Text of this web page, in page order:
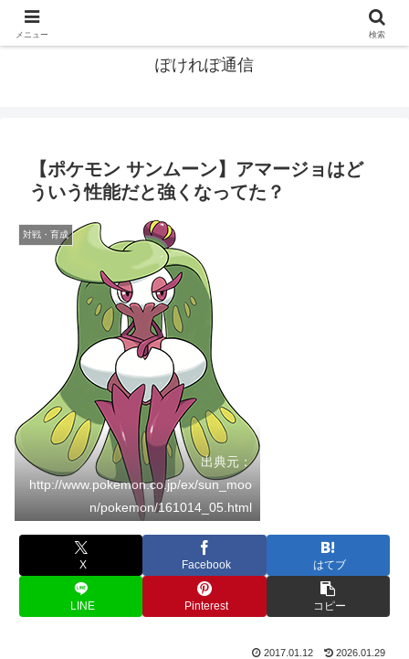
ぽけれぽ通信
【ポケモン サンムーン】アマージョはど
ういう性能だと強くなってた？
対戦・育成
出典元：
http://www.pokemon.co.jp/ex/sun_moo
n/pokemon/161014_05.html
X Facebook はてブ
LINE Pinterest コピー
2017.01.12 2026.01.29
メニュー 検索